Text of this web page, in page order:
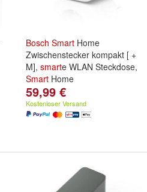
Bosch Smart Home
Zwischenstecker kompakt [ +
M], smarte WLAN Steckdose,
Smart Home
59,99 €
Kostenloser Versand